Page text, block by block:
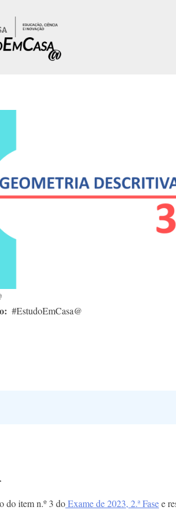
#EstudoEmCasa@
do item n.º 3 doExame de 2023, 2.ª Fasee